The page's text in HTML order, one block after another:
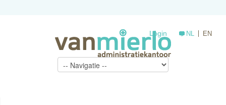
Login NL EN